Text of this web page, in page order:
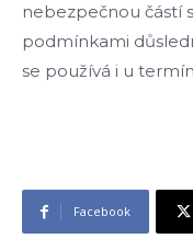
nebezpečnou částí
podmínkami
se používá i u
Facebook